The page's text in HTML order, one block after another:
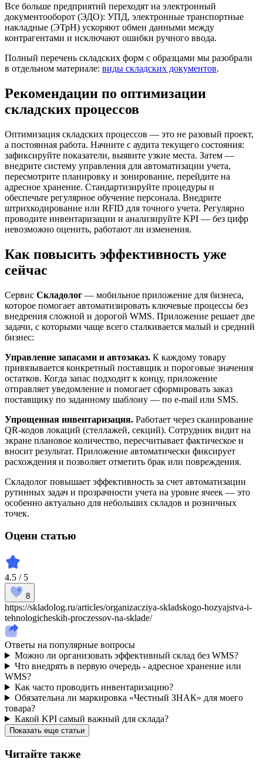
Все больше предприятий переходят на электронный
документооборот (ЭДО): УПД, электронные транспортные
накладные (ЭТрН) ускоряют обмен данными между
контрагентами и исключают ошибки ручного ввода.
Полный перечень складских форм с образцами мы разобрали
в отдельном материале: виды складских документов.
Рекомендации по оптимизации
складских процессов
Оптимизация складских процессов — это не разовый проект,
а постоянная работа. Начните с аудита текущего состояния:
зафиксируйте показатели, выявите узкие места. Затем —
внедрите систему управления для автоматизации учета,
пересмотрите планировку и зонирование, перейдите на
адресное хранение. Стандартизируйте процедуры и
обеспечьте регулярное обучение персонала. Внедрите
штрихкодирование или RFID для точного учета. Регулярно
проводите инвентаризации и анализируйте KPI — без цифр
невозможно оценить, работают ли изменения.
Как повысить эффективность уже
сейчас
Сервис Складолог — мобильное приложение для бизнеса,
которое помогает автоматизировать ключевые процессы без
внедрения сложной и дорогой WMS. Приложение решает две
задачи, с которыми чаще всего сталкивается малый и средний
бизнес:
Управление запасами и автозаказ. К каждому товару
привязывается конкретный поставщик и пороговые значения
остатков. Когда запас подходит к концу, приложение
отправляет уведомление и помогает сформировать заказ
поставщику по заданному шаблону — по e-mail или SMS.
Упрощенная инвентаризация. Работает через сканирование
QR-кодов локаций (стеллажей, секций). Сотрудник видит на
экране плановое количество, пересчитывает фактическое и
вносит результат. Приложение автоматически фиксирует
расхождения и позволяет отметить брак или повреждения.
Складолог повышает эффективность за счет автоматизации
рутинных задач и прозрачности учета на уровне ячеек — это
особенно актуально для небольших складов и розничных
точек.
Оцени статью
4.5 / 5
8
https://skladolog.ru/articles/organizacziya-skladskogo-hozyajstva-i-
tehnologicheskih-proczessov-na-sklade/
Ответы на популярные вопросы
Можно ли организовать эффективный склад без WMS?
Что внедрять в первую очередь - адресное хранение или
WMS?
Как часто проводить инвентаризацию?
Обязательна ли маркировка «Честный ЗНАК» для моего
товара?
Какой KPI самый важный для склада?
Показать еще статьи
Читайте также